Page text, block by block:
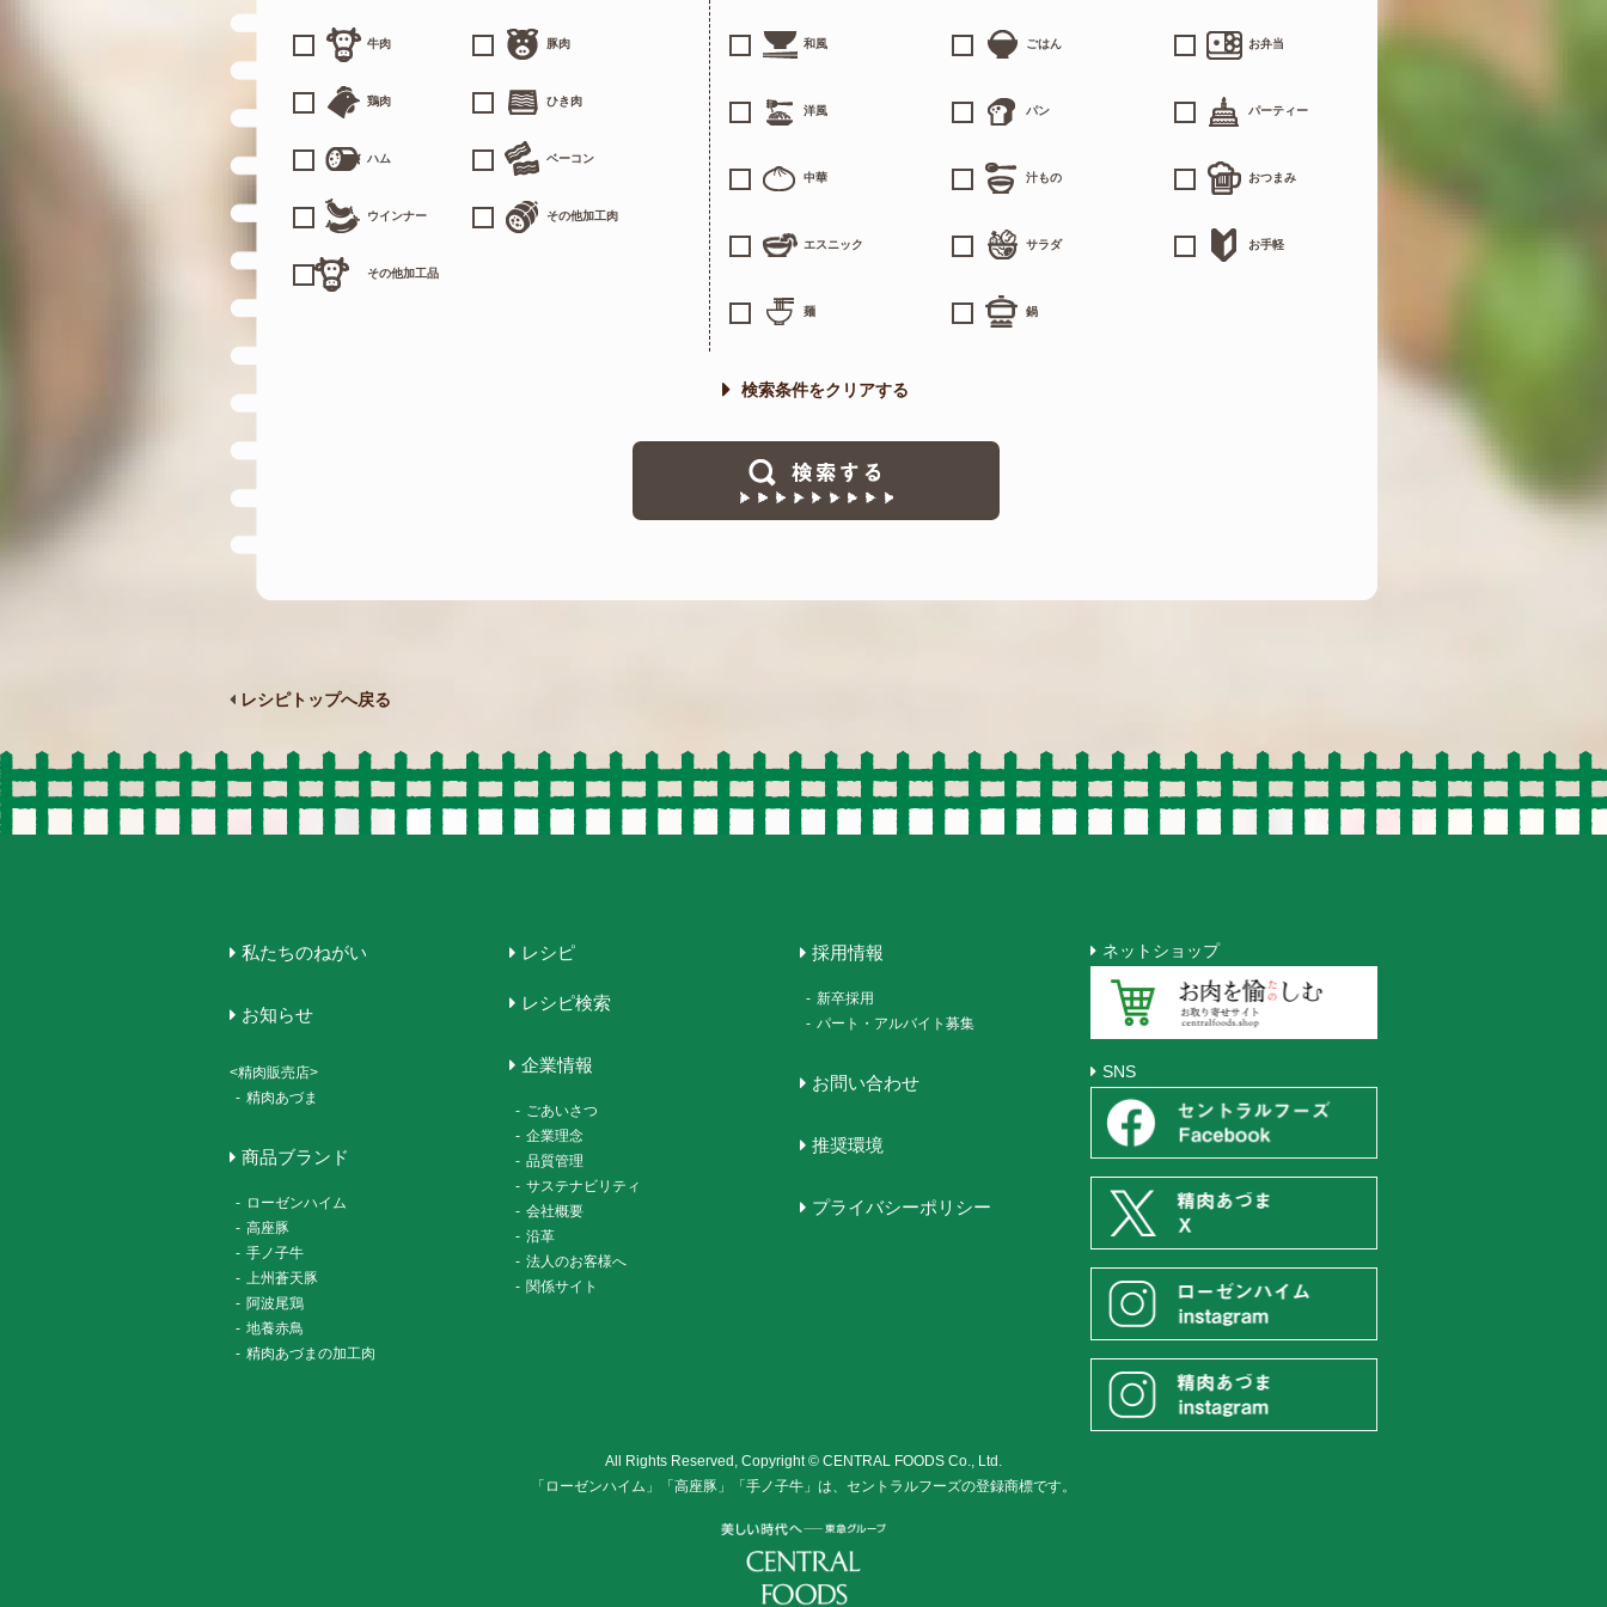
牛肉 豚肉
鶏肉 ひき肉
ハム ベーコン
ウインナー その他加工肉
その他加工品
和風
洋風
中華
エスニック
麺
ごはん
パン
汁もの
サラダ
鍋
お弁当
パーティー
おつまみ
お手軽
検索条件をクリアする
レシピトップへ戻る
ネットショップ
SNS
私たちのねがい
お知らせ
<精肉販売店>
- 精肉あづま
商品ブランド
- ローゼンハイム
- 高座豚
- 手ノ子牛
- 上州蒼天豚
- 阿波尾鶏
- 地養赤鳥
- 精肉あづまの加工肉
レシピ
レシピ検索
企業情報
- ごあいさつ
- 企業理念
- 品質管理
- サステナビリティ
- 会社概要
- 沿革
- 法人のお客様へ
- 関係サイト
採用情報
- 新卒採用
- パート・アルバイト募集
お問い合わせ
推奨環境
プライバシーポリシー
All Rights Reserved, Copyright © CENTRAL FOODS Co., Ltd.
「ローゼンハイム」「高座豚」「手ノ子牛」は、セントラルフーズの登録商標です。